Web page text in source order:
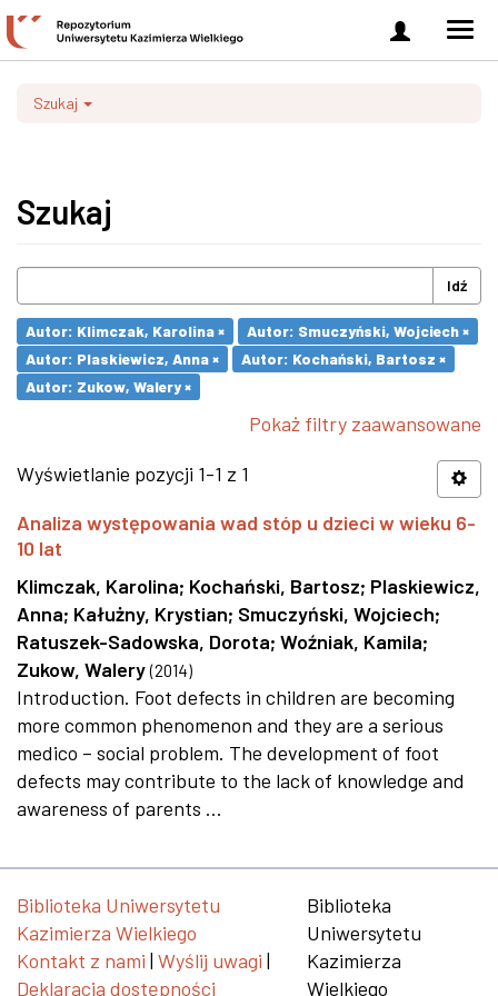
Zaloguj
się
Szukaj
Szukaj
Idź
Autor: Klimczak, Karolina ×
Autor: Smuczyński, Wojciech ×
Autor: Plaskiewicz, Anna ×
Autor: Kochański, Bartosz ×
Autor: Zukow, Walery ×
Pokaż filtry zaawansowane
Wyświetlanie pozycji 1-1 z 1
Analiza występowania wad stóp u dzieci w wieku 6-
10 lat
Klimczak, Karolina; Kochański, Bartosz; Plaskiewicz,
Anna; Kałużny, Krystian; Smuczyński, Wojciech;
Ratuszek-Sadowska, Dorota; Woźniak, Kamila;
Zukow, Walery (2014)
Introduction. Foot defects in children are becoming
more common phenomenon and they are a serious
medico – social problem. The development of foot
defects may contribute to the lack of knowledge and
awareness of parents ...
Biblioteka Uniwersytetu
Kazimierza Wielkiego
Kontakt z nami | Wyślij uwagi |
Deklaracja dostępności
Biblioteka
Uniwersytetu
Kazimierza
Wielkiego